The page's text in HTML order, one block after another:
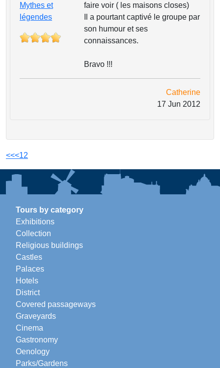
Mythes et
légendes
faire voir ( les maisons closes)
Il a pourtant captivé le groupe par
son humour et ses
connaissances.
Bravo !!!
Catherine
17 Jun 2012
<<<12
Tours by category
Exhibitions
Collection
Religious buildings
Castles
Palaces
Hotels
District
Covered passageways
Graveyards
Cinema
Gastronomy
Oenology
Parks/Gardens